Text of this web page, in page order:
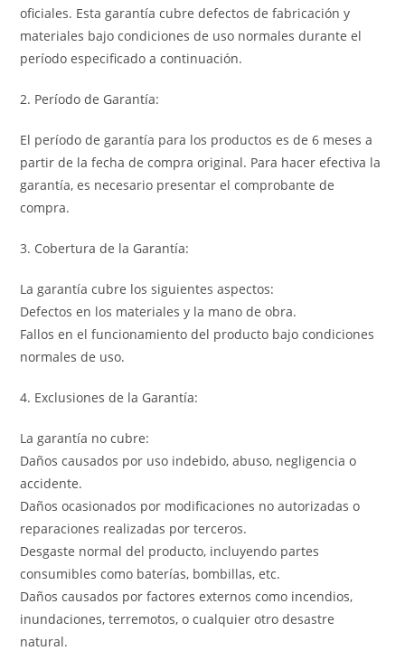
oficiales. Esta garantía cubre defectos de fabricación y
materiales bajo condiciones de uso normales durante el
período especificado a continuación.
2. Período de Garantía:
El período de garantía para los productos es de 6 meses a
partir de la fecha de compra original. Para hacer efectiva la
garantía, es necesario presentar el comprobante de
compra.
3. Cobertura de la Garantía:
La garantía cubre los siguientes aspectos:
Defectos en los materiales y la mano de obra.
Fallos en el funcionamiento del producto bajo condiciones
normales de uso.
4. Exclusiones de la Garantía:
La garantía no cubre:
Daños causados por uso indebido, abuso, negligencia o
accidente.
Daños ocasionados por modificaciones no autorizadas o
reparaciones realizadas por terceros.
Desgaste normal del producto, incluyendo partes
consumibles como baterías, bombillas, etc.
Daños causados por factores externos como incendios,
inundaciones, terremotos, o cualquier otro desastre
natural.